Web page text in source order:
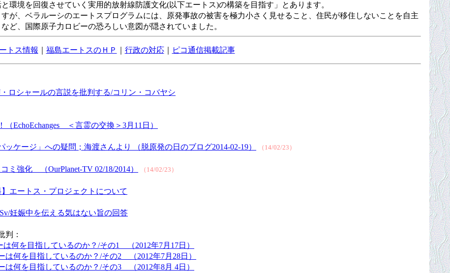
環境を回復させていく実用的放射線防護文化(以下エートス)の構築を目指す」とあります。
が、ベラルーシのエートスプログラムには、原発事故の被害を極力小さく見せること、住民が移住しないことを自主
ど、国際原子力ロビーの恐ろしい意図が隠されていました。
トス情報 福島エートスのＨＰ 行政の対応｜ ピコ通信掲載記事
ロシャールの言説を批判する/コリン・コバヤシ
EchoEchanges ＜言霊の交換＞3月11日）
ケージ」への疑問；海渡さんより （脱原発の日のブログ2014-02-19） （14/02/23）
ミ強化 （OurPlanet-TV 02/18/2014） （14/02/23）
エートス・プロジェクトについて
妊娠中を伝える気はない旨の回答
判：
何を目指しているのか？/その1 （2012年7月17日）
何を目指しているのか？/その2 （2012年7月28日）
何を目指しているのか？/その3 （2012年8月 4日）